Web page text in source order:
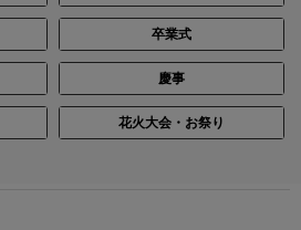
卒業式
慶事
花火大会・お祭り